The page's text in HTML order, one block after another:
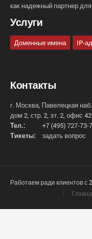
как надежный партнер
Услуги
Доменные имена IP-
Контакты
г. Москва, Павелецкая наб.,
дом 2, стр. 2, эт. 2, офис 42
Тел.:
+7 (495) 727-73-
Тикеты:
задать вопрос
Работаем ради клиентов с